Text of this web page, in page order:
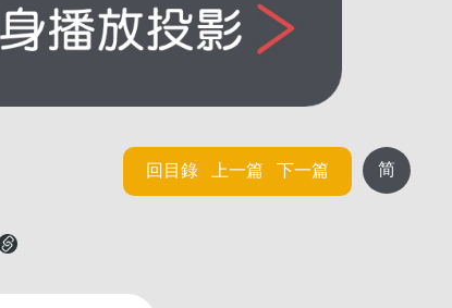
简
回目錄 上一篇 下一篇